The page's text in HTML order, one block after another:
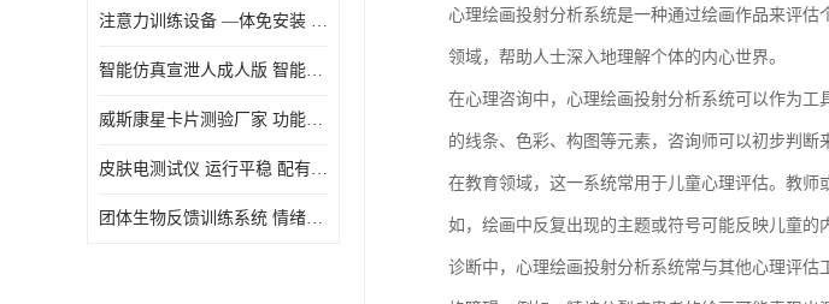
注意力训练设备 —体免安装 数据呈现方式多
智能仿真宣泄人成人版 智能化程度高 内置多种宣泄主题
威斯康星卡片测验厂家 功能丰富 应用领域广
皮肤电测试仪 运行平稳 配有内置扬声器
团体生物反馈训练系统 情绪宣泄设备 系统管理方便
心理绘画投射分析系统是一种通过绘画作品来评
领域，帮助人士深入地理解个体的内心世界。
在心理咨询中，心理绘画投射分析系统可以作为
的线条、色彩、构图等元素，咨询师可以初步判断
在教育领域，这一系统常用于儿童心理评估。教
如，绘画中反复出现的主题或符号可能反映儿童的
诊断中，心理绘画投射分析系统常与其他心理评